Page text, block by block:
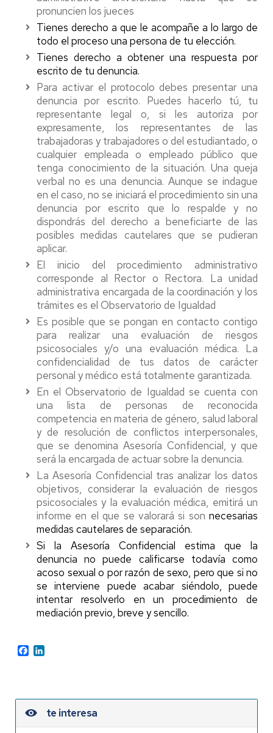
pronuncien los jueces
Tienes derecho a que le acompañe a lo largo de
todo el proceso una persona de tu elección.
Tienes derecho a obtener una respuesta por
escrito de tu denuncia.
Para activar el protocolo debes presentar una
denuncia por escrito. Puedes hacerlo tú, tu
representante legal o, si les autoriza por
expresamente, los representantes de las
trabajadoras y trabajadores o del estudiantado, o
cualquier empleada o empleado público que
tenga conocimiento de la situación. Una queja
verbal no es una denuncia. Aunque se indague
en el caso, no se iniciará el procedimiento sin una
denuncia por escrito que lo respalde y no
dispondrás del derecho a beneficiarte de las
posibles medidas cautelares que se pudieran
aplicar.
El inicio del procedimiento administrativo
corresponde al Rector o Rectora. La unidad
administrativa encargada de la coordinación y los
trámites es el Observatorio de Igualdad
Es posible que se pongan en contacto contigo
para realizar una evaluación de riesgos
psicosociales y/o una evaluación médica. La
confidencialidad de tus datos de carácter
personal y médico está totalmente garantizada.
En el Observatorio de Igualdad se cuenta con
una lista de personas de reconocida
competencia en materia de género, salud laboral
y de resolución de conflictos interpersonales,
que se denomina Asesoría Confidencial, y que
será la encargada de actuar sobre la denuncia.
La Asesoría Confidencial tras analizar los datos
objetivos, considerar la evaluación de riesgos
psicosociales y la evaluación médica, emitirá un
informe en el que se valorará si son necesarias
medidas cautelares de separación.
Si la Asesoría Confidencial estima que la
denuncia no puede calificarse todavía como
acoso sexual o por razón de sexo, pero que si no
se interviene puede acabar siéndolo, puede
intentar resolverlo en un procedimiento de
mediación previo, breve y sencillo.
Facebook
te interesa